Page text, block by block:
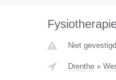
Niet
Drenthe»